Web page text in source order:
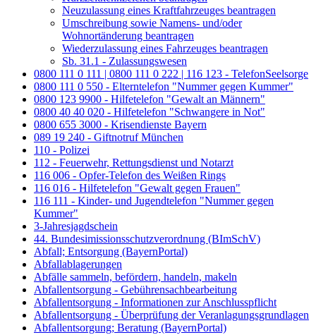
Neuzulassung eines Kraftfahrzeuges beantragen
Umschreibung sowie Namens- und/oder
Wohnortänderung beantragen
Wiederzulassung eines Fahrzeuges beantragen
Sb. 31.1 - Zulassungswesen
0800 111 0 111 | 0800 111 0 222 | 116 123 - TelefonSeelsorge
0800 111 0 550 - Elterntelefon "Nummer gegen Kummer"
0800 123 9900 - Hilfetelefon "Gewalt an Männern"
0800 40 40 020 - Hilfetelefon "Schwangere in Not"
0800 655 3000 - Krisendienste Bayern
089 19 240 - Giftnotruf München
110 - Polizei
112 - Feuerwehr, Rettungsdienst und Notarzt
116 006 - Opfer-Telefon des Weißen Rings
116 016 - Hilfetelefon "Gewalt gegen Frauen"
116 111 - Kinder- und Jugendtelefon "Nummer gegen
Kummer"
3-Jahresjagdschein
44. Bundesimissionsschutzverordnung (BImSchV)
Abfall; Entsorgung (BayernPortal)
Abfallablagerungen
Abfälle sammeln, befördern, handeln, makeln
Abfallentsorgung - Gebührensachbearbeitung
Abfallentsorgung - Informationen zur Anschlusspflicht
Abfallentsorgung - Überprüfung der Veranlagungsgrundlagen
Abfallentsorgung; Beratung (BayernPortal)